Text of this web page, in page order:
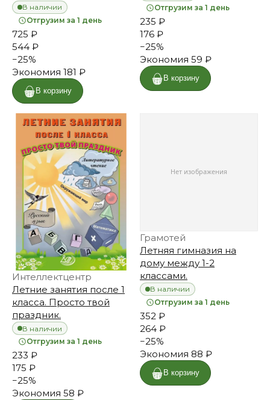
В наличии
Отгрузим за 1 день
725 ₽
544 ₽
−25%
Экономия 181 ₽
В корзину
Отгрузим за 1 день
235 ₽
176 ₽
−25%
Экономия 59 ₽
В корзину
Интеллектцентр
Летние занятия после 1
класса. Просто твой
праздник.
В наличии
Отгрузим за 1 день
233 ₽
175 ₽
−25%
Экономия 58 ₽
Грамотей
Летняя гимназия на
дому между 1-2
классами.
В наличии
Отгрузим за 1 день
352 ₽
264 ₽
−25%
Экономия 88 ₽
В корзину